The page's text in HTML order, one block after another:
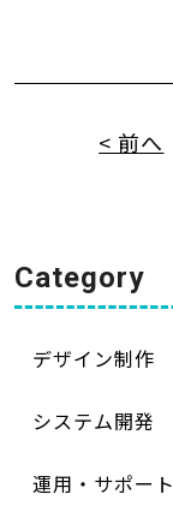
< 前へ
Category
デザイン制作
システム開発
運用・サポート